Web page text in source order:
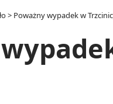
> Poważny wypadek w